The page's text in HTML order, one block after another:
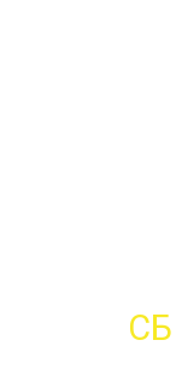
СБ